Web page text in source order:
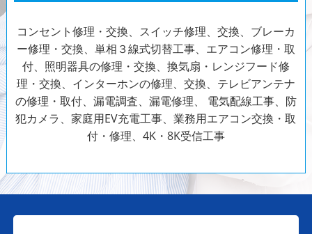
コンセント修理・交換、スイッチ修理、交換、ブレーカ
ー修理・交換、単相３線式切替工事、エアコン修理・取
付、照明器具の修理・交換、換気扇・レンジフード修
理・交換、インターホンの修理、交換、テレビアンテナ
の修理・取付、漏電調査、漏電修理、 電気配線工事、防
犯カメラ、家庭用EV充電工事、業務用エアコン交換・取
付・修理、4K・8K受信工事